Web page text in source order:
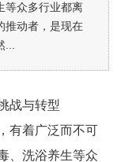
等众多行业都离
推动者，是现在
战与转型
有着广泛而不可
、洗浴养生等众